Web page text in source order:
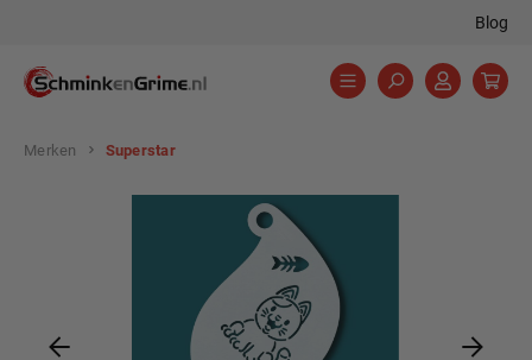
Blog
Merken Superstar
Afbeeldingengalerij overslaan